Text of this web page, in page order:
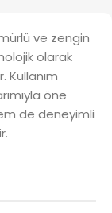
ve zengin
olarak
Kullanım
öne
de deneyimli